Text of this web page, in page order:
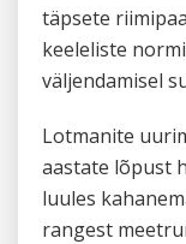
täpsete
keeleliste
väljendamisel
Lotmanite
aastate lõpust
luules
rangest